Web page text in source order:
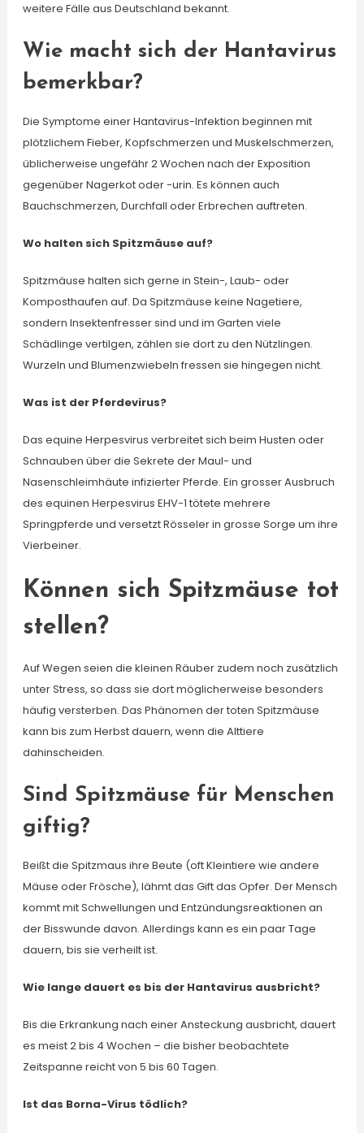
weitere Fälle aus Deutschland bekannt.
Wie macht sich der Hantavirus
bemerkbar?
Die Symptome einer Hantavirus-Infektion beginnen mit
plötzlichem Fieber, Kopfschmerzen und Muskelschmerzen,
üblicherweise ungefähr 2 Wochen nach der Exposition
gegenüber Nagerkot oder -urin. Es können auch
Bauchschmerzen, Durchfall oder Erbrechen auftreten.
Wo halten sich Spitzmäuse auf?
Spitzmäuse halten sich gerne in Stein-, Laub- oder
Komposthaufen auf. Da Spitzmäuse keine Nagetiere,
sondern Insektenfresser sind und im Garten viele
Schädlinge vertilgen, zählen sie dort zu den Nützlingen.
Wurzeln und Blumenzwiebeln fressen sie hingegen nicht.
Was ist der Pferdevirus?
Das equine Herpesvirus verbreitet sich beim Husten oder
Schnauben über die Sekrete der Maul- und
Nasenschleimhäute infizierter Pferde. Ein grosser Ausbruch
des equinen Herpesvirus EHV-1 tötete mehrere
Springpferde und versetzt Rösseler in grosse Sorge um ihre
Vierbeiner.
Können sich Spitzmäuse tot
stellen?
Auf Wegen seien die kleinen Räuber zudem noch zusätzlich
unter Stress, so dass sie dort möglicherweise besonders
häufig versterben. Das Phänomen der toten Spitzmäuse
kann bis zum Herbst dauern, wenn die Alttiere
dahinscheiden.
Sind Spitzmäuse für Menschen
giftig?
Beißt die Spitzmaus ihre Beute (oft Kleintiere wie andere
Mäuse oder Frösche), lähmt das Gift das Opfer. Der Mensch
kommt mit Schwellungen und Entzündungsreaktionen an
der Bisswunde davon. Allerdings kann es ein paar Tage
dauern, bis sie verheilt ist.
Wie lange dauert es bis der Hantavirus ausbricht?
Bis die Erkrankung nach einer Ansteckung ausbricht, dauert
es meist 2 bis 4 Wochen – die bisher beobachtete
Zeitspanne reicht von 5 bis 60 Tagen.
Ist das Borna-Virus tödlich?